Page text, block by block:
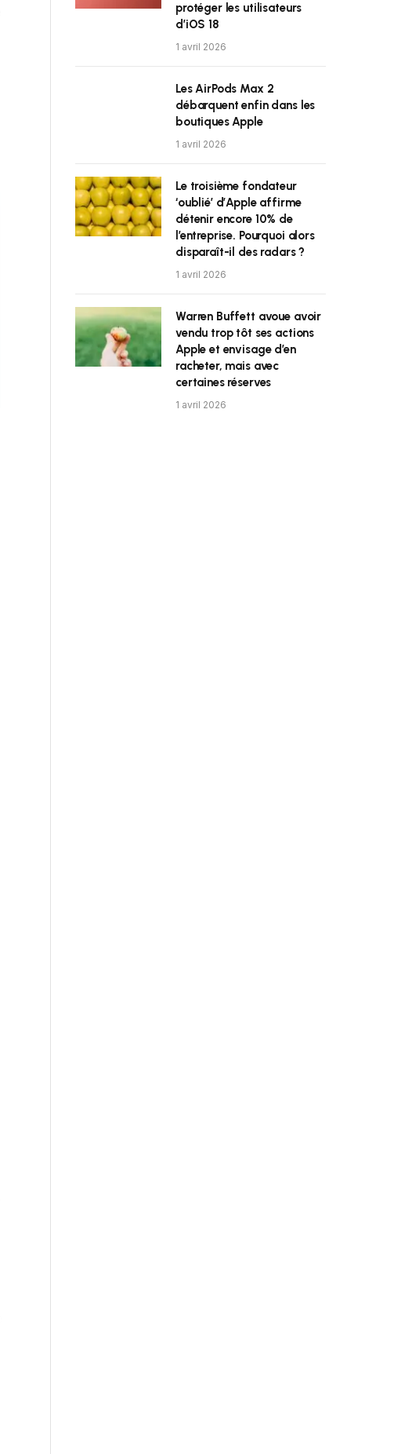
protéger les utilisateurs
d’iOS 18
1 avril 2026
Les AirPods Max 2
débarquent enfin dans les
boutiques Apple
1 avril 2026
Le troisième fondateur
‘oublié’ d’Apple affirme
détenir encore 10% de
l’entreprise. Pourquoi alors
disparaît-il des radars ?
1 avril 2026
Warren Buffett avoue avoir
vendu trop tôt ses actions
Apple et envisage d’en
racheter, mais avec
certaines réserves
1 avril 2026